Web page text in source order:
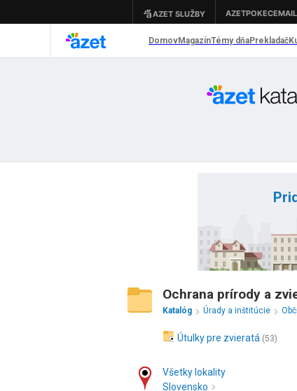
Ochrana prírody a
Katalóg
Úrady a inštitúcie
Útulky pre zvieratá (53)
Všetky lokality
Slovensko